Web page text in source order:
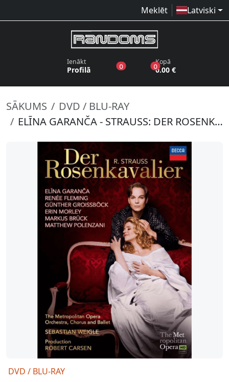
Meklēt Latviski
Ienākt
Profilā 0produkti vēlmju sarakstā
0produkti grozā
Kopā
0.00 €
SĀKUMS
DVD / BLU-RAY
ELĪNA GARANČA - STRAUSS: DER ROSENKAVALIER
DVD / BLU-RAY